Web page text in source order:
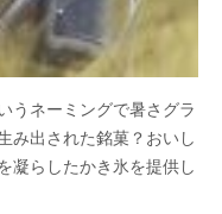
うネーミングで暑さグラ
み出された銘菓？おいし
凝らしたかき氷を提供し